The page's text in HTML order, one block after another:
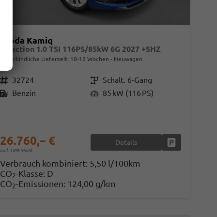
Skoda Kamiq
Selection 1.0 TSI 116PS/85kW 6G 2027 +SHZ
unverbindliche Lieferzeit: 10-12 Wochen Neuwagen
Fahrzeugnr. 32724 GetriebeSchalt. 6-Gang
Kraftstoff Benzin Leistung 85 kW (116 PS)
26.760,– €
incl. 19% MwSt.
Details
Verbrauch kombiniert: 5,50 l/100km
CO2-Klasse: D
CO2-Emissionen: 124,00 g/km